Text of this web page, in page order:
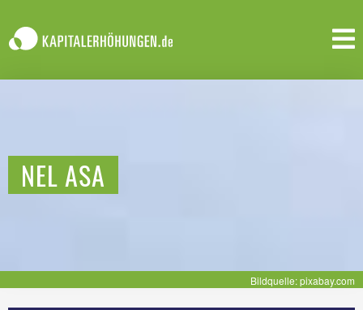
NEL ASA
Bildquelle: pixabay.com